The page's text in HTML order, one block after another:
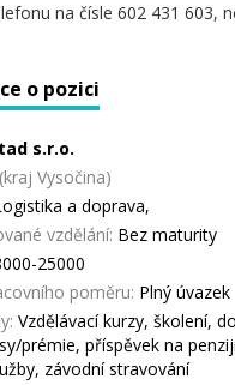
na čísle 602 431 603,
o pozici
s.r.o.
Vysočina)
a doprava,
vzdělání: Bez maturity
25000
poměru: Plný úvazek
Vzdělávací kurzy, školení,
prémie, příspěvek na
závodní stravování